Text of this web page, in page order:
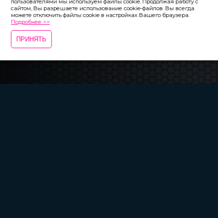
цена и состав товаров/услуг могут отличаться от
представленных на сайте. Подробности у операторов по
телефону в шапке сайта.
сайтом, Вы разрешаете использование cookie-файлов. Вы всегда
можете отключить файлы cookie в настройках Вашего браузера.
Подробнее >>
ПРИНЯТЬ